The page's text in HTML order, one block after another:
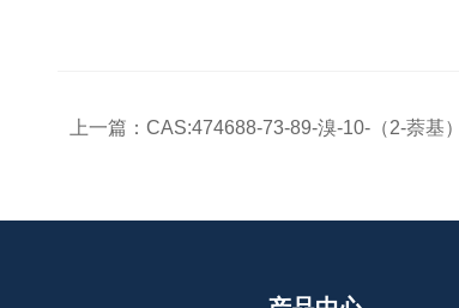
上一篇： CAS:474688-73-89-溴-10-（2-萘基